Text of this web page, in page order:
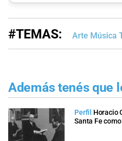
#TEMAS: Arte Música
Además tenés que
Perfil Horacio
Santa Fe